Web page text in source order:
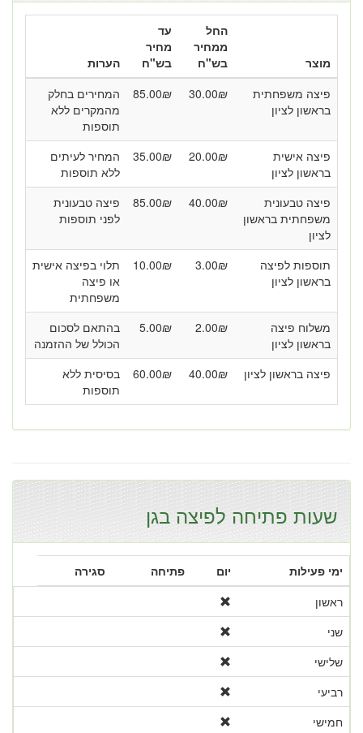
מוצר
החל
ממחיר
בש"ח
עד
מחיר
בש"ח
הערות
פיצה משפחתית
בראשון לציון
30.00₪
85.00₪
המחירים בחלק
מהמקרים ללא
תוספות
פיצה אישית
בראשון לציון
20.00₪
35.00₪
המחיר לעיתים
ללא תוספות
פיצה טבעונית
משפחתית בראשון
לציון
40.00₪
85.00₪
פיצה טבעונית
לפני תוספות
תוספות לפיצה
בראשון לציון
3.00₪
10.00₪
תלוי בפיצה אישית
או פיצה
משפחתית
משלוח פיצה
בראשון לציון
2.00₪
5.00₪
בהתאם לסכום
הכולל של ההזמנה
פיצה בראשון לציון
40.00₪
60.00₪
בסיסית ללא
תוספות
שעות פתיחה לפיצה בגן
ימי פעילות יום פתיחה
סגירה
ראשון
שני
שלישי
רביעי
חמישי